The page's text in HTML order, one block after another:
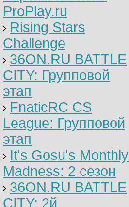
ProPlay.ru
Rising Stars
Challenge
36ON.RU BATTLE
CITY: Групповой
этап
FnaticRC CS
League: Групповой
этап
It's Gosu's Monthly
Madness: 2 сезон
36ON.RU BATTLE
CITY: 2й